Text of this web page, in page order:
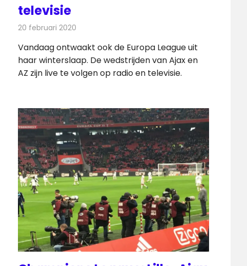
televisie
20 februari 2020
Vandaag ontwaakt ook de Europa League uit
haar winterslaap. De wedstrijden van Ajax en
AZ zijn live te volgen op radio en televisie.